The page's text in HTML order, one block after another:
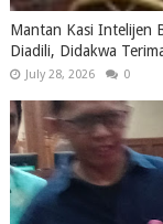
Mantan Kasi Intelijen
Diadili, Didakwa
July 28, 2026 0